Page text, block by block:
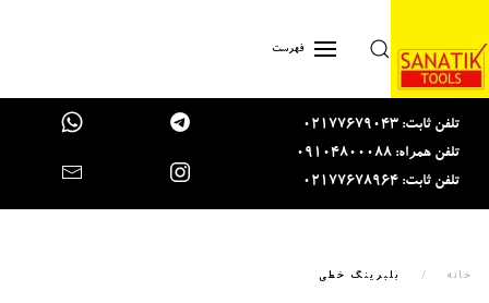
Skip to main content فهرست
تلفن ثابت: 02177679043
تلفن همراه: 09104800088
تلفن ثابت: 02177678964
خانه بلبرینگ خطی